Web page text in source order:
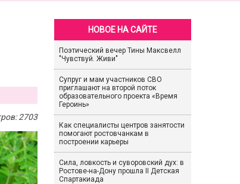
2703
НОВОЕ НА САЙТЕ
Поэтический вечер Тины Максвелл
"Чувствуй. Живи"
Супруг и мам участников СВО
приглашают на второй поток
образовательного проекта «Время
Героинь»
Как специалисты центров занятости
помогают ростовчанкам в
построении карьеры
Сила, ловкость и суворовский дух: в
Ростове-на-Дону прошла II Детская
Спартакиада